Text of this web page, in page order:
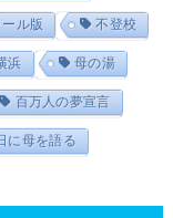
ール版 不登校
浜 母の湯
百万人の夢宣言
に母を語る